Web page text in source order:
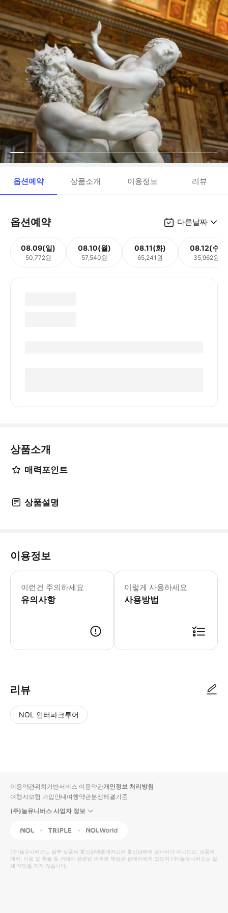
옵션예약 상품소개 이용정보 리뷰
옵션예약 다른날짜
08.09(일)
50,772원
08.10(월)
57,540원
08.11(화)
65,241원
08.12(수)
35,962원
상품소개
매력포인트
상품설명
이용정보
이런건 주의하세요
유의사항
어린이 규정 - 18세 미만 어린이는 무
이렇게 사용하세요
사용방법
리뷰
NOL 인터파크투어
입니
다.
높
은
순
동
영
상
순
상
이용약관위치기반서비스 이용약관개인정보 처리방침
여행자보험 가입안내여행약관분쟁해결기준
(주)놀유니버스 사업자 정보
NOL Triple Interpark Global
(주)놀유니버스는 일부 상품의 통신판매중개자로서 통신판매의 당사자가 아니므로, 상품의
예약, 이용 및 환불 등 거래와 관련된 의무와 책임은 판매자에게 있으며 (주)놀유니버스는 일
체 책임을 지지 않습니다.